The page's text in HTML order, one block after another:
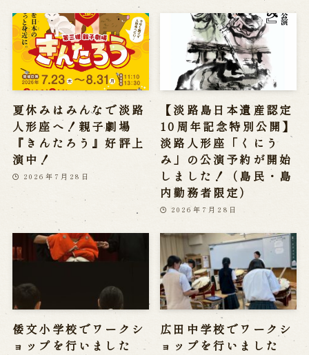
夏休みはみんなで淡路
人形座へ！親子劇場
『きんたろう』好評上
演中！
2026年7月28日
【淡路島日本遺産認定
10周年記念特別公開】
淡路人形座「くにう
み」の公演予約が開始
しました！（島民・島
内勤務者限定）
2026年7月28日
倭文小学校でワークシ
ョップを行いました
広田中学校でワークシ
ョップを行いました